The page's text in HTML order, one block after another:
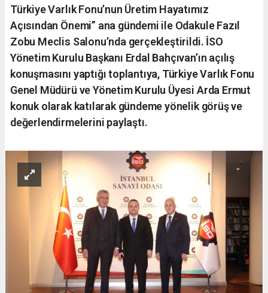
Türkiye Varlık Fonu’nun Üretim Hayatımız
Açısından Önemi” ana gündemi ile Odakule Fazıl
Zobu Meclis Salonu’nda gerçekleştirildi. İSO
Yönetim Kurulu Başkanı Erdal Bahçıvan’ın açılış
konuşmasını yaptığı toplantıya, Türkiye Varlık Fonu
Genel Müdürü ve Yönetim Kurulu Üyesi Arda Ermut
konuk olarak katılarak gündeme yönelik görüş ve
değerlendirmelerini paylaştı.